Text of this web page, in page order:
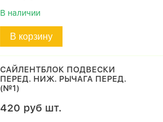
В наличии
В корзину
САЙЛЕНТБЛОК ПОДВЕСКИ
ПЕРЕД. НИЖ. РЫЧАГА ПЕРЕД.
(№1)
420 руб шт.